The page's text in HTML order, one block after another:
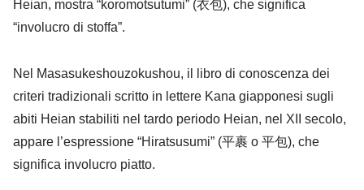
Heian, mostra “koromotsutumi” (衣包), che significa
“involucro di stoffa”.
Nel Masasukeshouzokushou, il libro di conoscenza dei
criteri tradizionali scritto in lettere Kana giapponesi sugli
abiti Heian stabiliti nel tardo periodo Heian, nel XII secolo,
appare l’espressione “Hiratsusumi” (平裹 o 平包), che
significa involucro piatto.